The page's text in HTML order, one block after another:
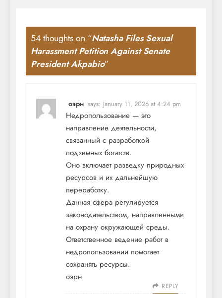
54 thoughts on “Natasha Files Sexual
Harassment Petition Against Senate
President Akpabio”
оэрн says: January 11, 2026 at 4:24 pm
Недропользование — это
направление деятельности,
связанный с разработкой
подземных богатств.
Оно включает разведку природных
ресурсов и их дальнейшую
переработку.
Данная сфера регулируется
законодательством, направленными
на охрану окружающей среды.
Ответственное ведение работ в
недропользовании помогает
сохранять ресурсы.
оэрн
REPLY